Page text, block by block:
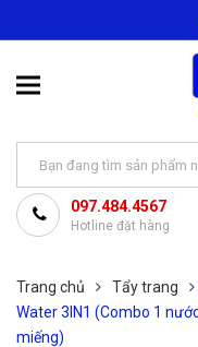
097.484.4567
Hotline đặt hàng
Trang chủ Tẩy trang
Water 3IN1 (Combo 1
miếng)